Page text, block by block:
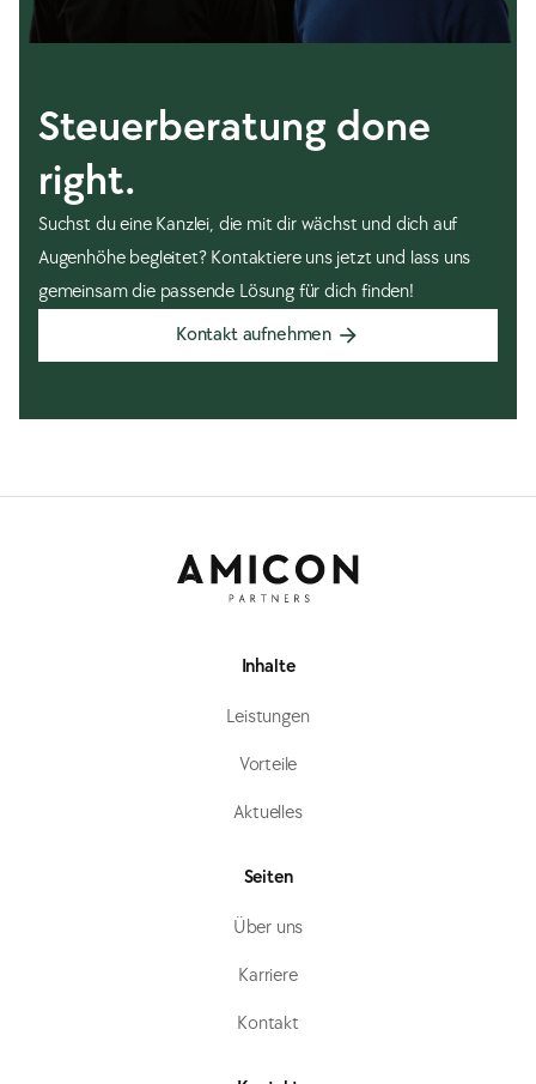
Steuerberatung done
right.
Suchst du eine Kanzlei, die mit dir wächst und dich auf
Augenhöhe begleitet? Kontaktiere uns jetzt und lass uns
gemeinsam die passende Lösung für dich finden!
Kontakt aufnehmen arrow_forward
Inhalte
Leistungen
Vorteile
Aktuelles
Seiten
Über uns
Karriere
Kontakt